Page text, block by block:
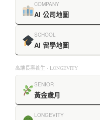
COMPANY
AI 公司地圖
SCHOOL
AI 留學地圖
高端長壽養生 · LONGEVITY
SENIOR
黃金歲月
LONGEVITY